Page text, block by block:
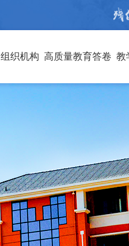
组织机构 高质量教育答卷 教